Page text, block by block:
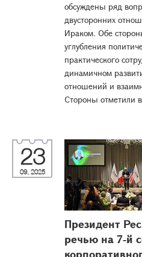
обсуждены ряд
двусторонних
Ираком. Обе
углубления
практического
динамичном
отношений и
Стороны отметили
23
09, 2025
Президент
речью на 7-й